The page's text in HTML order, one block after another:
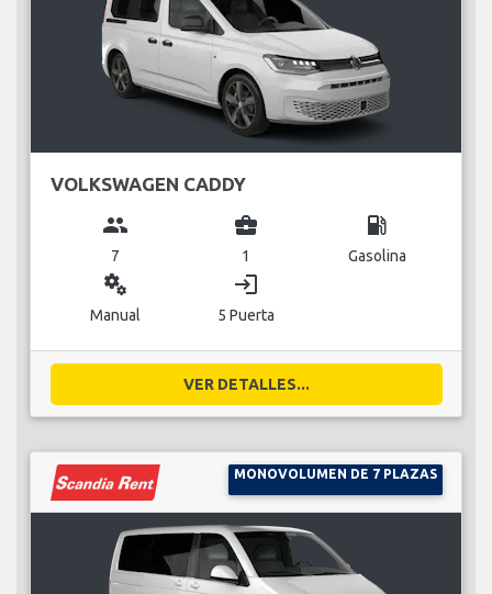
VOLKSWAGEN CADDY
group
7
business_center
1
local_gas_station
Gasolina
miscellaneous_services
Manual
login
5 Puerta
VER DETALLES...
MONOVOLUMEN DE 7 PLAZAS